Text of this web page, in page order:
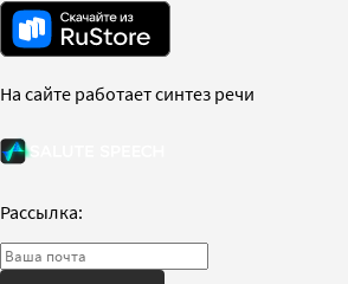
На сайте работает синтез речи
Рассылка: